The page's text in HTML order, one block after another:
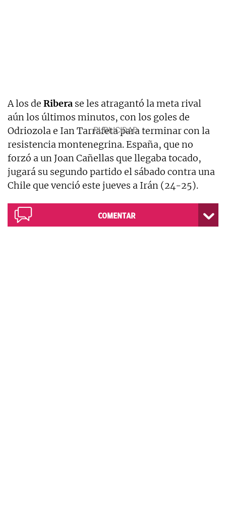
A los de Ribera se les atragantó la meta rival
aún los últimos minutos, con los goles de
Odriozola e Ian Tarrafeta para terminar con la
resistencia montenegrina. España, que no
forzó a un Joan Cañellas que llegaba tocado,
jugará su segundo partido el sábado contra una
Chile que venció este jueves a Irán (24-25).
COMENTAR